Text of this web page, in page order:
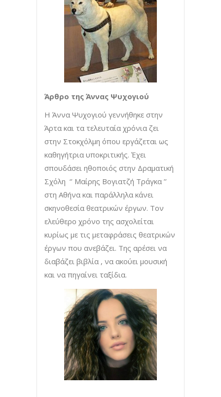
Άρθρο της Άννας Ψυχογιού
Η Άννα Ψυχογιού γεννήθηκε στην
Άρτα και τα τελευταία χρόνια ζει
στην Στοκχόλμη όπου εργάζεται ως
καθηγήτρια υποκριτικής. Έχει
σπουδάσει ηθοποιός στην Δραματική
Σχόλη ‘’ Μαίρης Βογιατζή Τράγκα ’’
στη Αθήνα και παράλληλα κάνει
σκηνοθεσία θεατρικών έργων. Τον
ελεύθερο χρόνο της ασχολείται
κυρίως με τις μεταφράσεις θεατρικών
έργων που ανεβάζει. Της αρέσει να
διαβάζει βιβλία , να ακούει μουσική
και να πηγαίνει ταξίδια.